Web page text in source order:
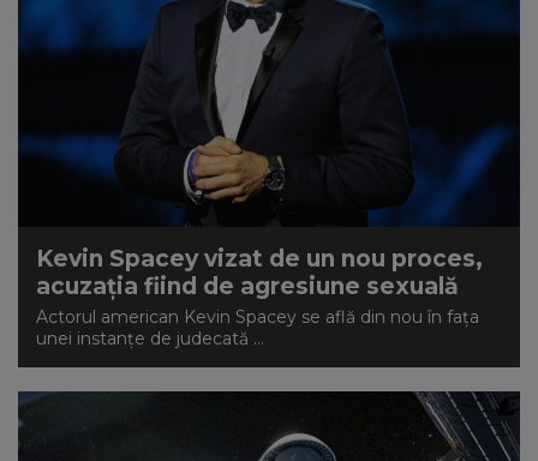
Kevin Spacey vizat de un nou proces,
acuzaţia fiind de agresiune sexuală
Actorul american Kevin Spacey se află din nou în fața
unei instanțe de judecată ...